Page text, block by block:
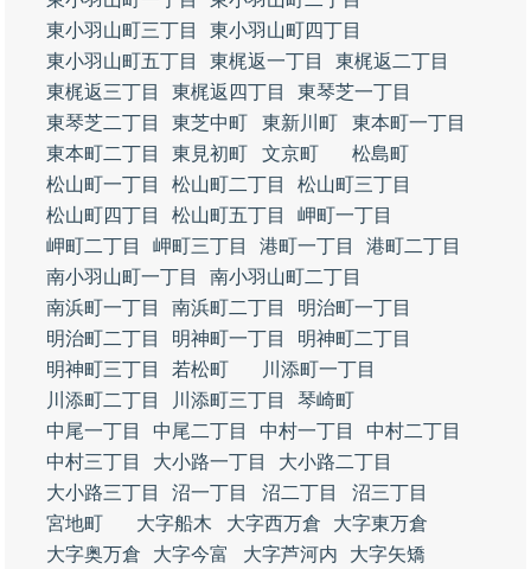
東小羽山町三丁目
東小羽山町四丁目
東小羽山町五丁目
東梶返一丁目
東梶返二丁目
東梶返三丁目
東梶返四丁目
東琴芝一丁目
東琴芝二丁目
東芝中町 東新川町
東本町一丁目
東本町二丁目
東見初町 文京町
松島町
松山町一丁目
松山町二丁目
松山町三丁目
松山町四丁目
松山町五丁目
岬町一丁目
岬町二丁目
岬町三丁目 港町一丁目
港町二丁目
南小羽山町一丁目
南小羽山町二丁目
南浜町一丁目
南浜町二丁目
明治町一丁目
明治町二丁目
明神町一丁目
明神町二丁目
明神町三丁目
若松町
川添町一丁目
川添町二丁目
川添町三丁目
琴崎町
中尾一丁目
中尾二丁目 中村一丁目
中村二丁目
中村三丁目
大小路一丁目
大小路二丁目
大小路三丁目
沼一丁目 沼二丁目
沼三丁目
宮地町
大字船木 大字西万倉
大字東万倉
大字奥万倉
大字今富 大字芦河内
大字矢矯